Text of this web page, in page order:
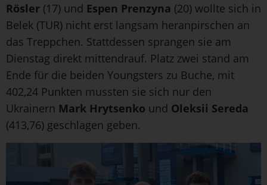
Rösler (17) und Espen Prenzyna (20) wollte sich in
Belek (TUR) nicht erst langsam heranpirschen an
das Treppchen. Stattdessen sprangen sie am
Dienstag direkt mittendrauf. Platz zwei stand am
Ende für die beiden Youngsters zu Buche, mit
402,24 Punkten mussten sie sich nur den
Ukrainern Mark Hrytsenko und Oleksii Sereda
(413,76) geschlagen geben.